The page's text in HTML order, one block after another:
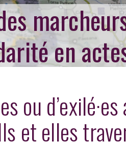
en
ou
et elles